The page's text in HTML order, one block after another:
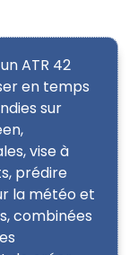
ATR 42
en temps
sur
vise à
prédire
la météo et
combinées